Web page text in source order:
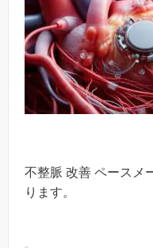
不整脈 改善 ペースメ
ります。